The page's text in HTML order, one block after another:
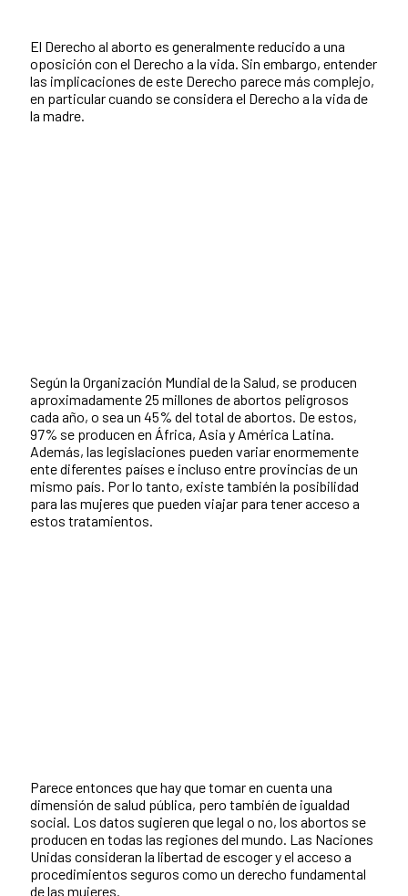
El Derecho al aborto es generalmente reducido a una
oposición con el Derecho a la vida. Sin embargo, entender
las implicaciones de este Derecho parece más complejo,
en particular cuando se considera el Derecho a la vida de
la madre.
Según la Organización Mundial de la Salud, se producen
aproximadamente 25 millones de abortos peligrosos
cada año, o sea un 45% del total de abortos. De estos,
97% se producen en África, Asia y América Latina.
Además, las legislaciones pueden variar enormemente
ente diferentes países e incluso entre provincias de un
mismo país. Por lo tanto, existe también la posibilidad
para las mujeres que pueden viajar para tener acceso a
estos tratamientos.
Parece entonces que hay que tomar en cuenta una
dimensión de salud pública, pero también de igualdad
social. Los datos sugieren que legal o no, los abortos se
producen en todas las regiones del mundo. Las Naciones
Unidas consideran la libertad de escoger y el acceso a
procedimientos seguros como un derecho fundamental
de las mujeres.